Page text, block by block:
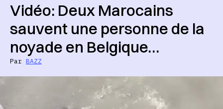
Vidéo: Deux Marocains
sauvent une personne de la
noyade en Belgique…
Par BAZZ